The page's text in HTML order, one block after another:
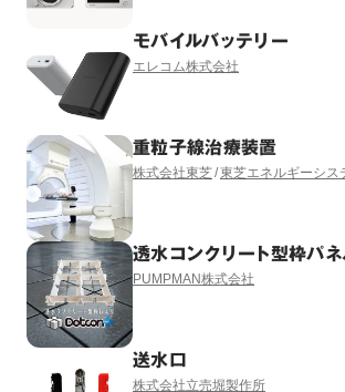
モバイルバッテリー
エレコム株式会社
重粒子線治療装置
株式会社東芝 東芝エネルギーシス
透水コンクリート型枠パ
PUMPMAN株式会社
送水口
株式会社立売堀製作所